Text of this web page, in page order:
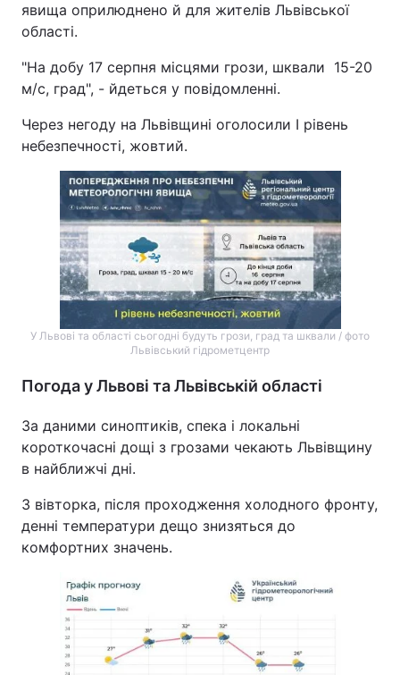
явища оприлюднено й для жителів Львівської
області.
"На добу 17 серпня місцями грози, шквали 15-20
м/с, град", - йдеться у повідомленні.
Через негоду на Львівщині оголосили І рівень
небезпечності, жовтий.
У Львові та області сьогодні будуть грози, град та шквали / фото
Львівський гідрометцентр
Погода у Львові та Львівській області
За даними синоптиків, спека і локальні
короткочасні дощі з грозами чекають Львівщину
в найближчі дні.
З вівторка, після проходження холодного фронту,
денні температури дещо знизяться до
комфортних значень.